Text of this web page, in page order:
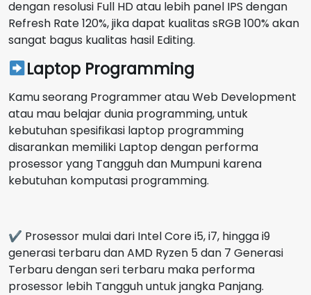
dengan resolusi Full HD atau lebih panel IPS dengan
Refresh Rate 120%, jika dapat kualitas sRGB 100% akan
sangat bagus kualitas hasil Editing.
Laptop Programming
Kamu seorang Programmer atau Web Development
atau mau belajar dunia programming, untuk
kebutuhan spesifikasi laptop programming
disarankan memiliki Laptop dengan performa
prosessor yang Tangguh dan Mumpuni karena
kebutuhan komputasi programming.
✔ Prosessor mulai dari Intel Core i5, i7, hingga i9
generasi terbaru dan AMD Ryzen 5 dan 7 Generasi
Terbaru dengan seri terbaru maka performa
prosessor lebih Tangguh untuk jangka Panjang.